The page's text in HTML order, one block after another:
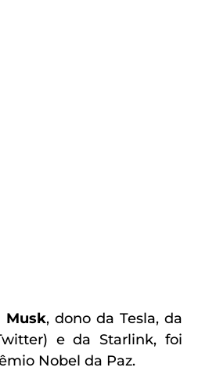
, dono da Tesla, da
e da Starlink, foi
Nobel da Paz.